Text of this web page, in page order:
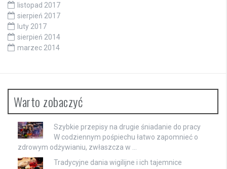
listopad 2017
sierpień 2017
luty 2017
sierpień 2014
marzec 2014
Warto zobaczyć
Szybkie przepisy na drugie śniadanie do pracy
W codziennym pośpiechu łatwo zapomnieć o
zdrowym odżywianiu, zwłaszcza w …
Tradycyjne dania wigilijne i ich tajemnice